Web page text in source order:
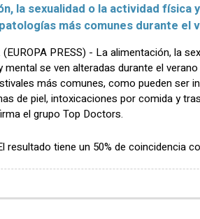
la sexualidad o la actividad física
más comunes durante el
(EUROPA PRESS) - La alimentación, la
mental se ven alteradas durante el
más comunes, como pueden ser
de piel, intoxicaciones por comida y
el grupo Top Doctors.
resultado tiene un 50% de coincidencia